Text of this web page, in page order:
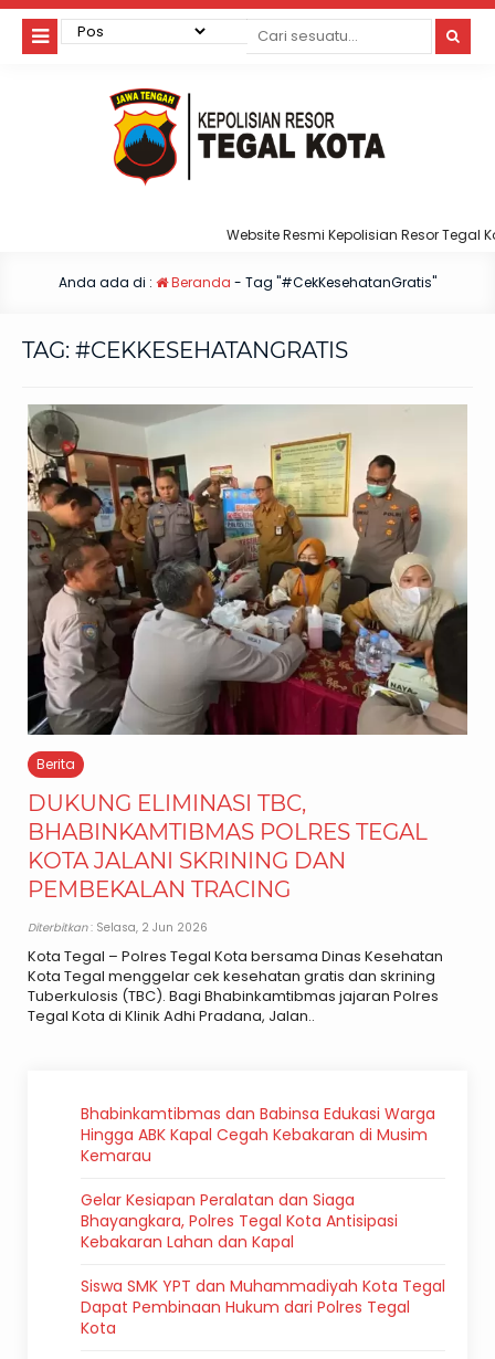
Website Resmi Kepolisian Resor Tegal
Anda ada di : Beranda - Tag "#CekKesehatanGratis"
TAG: #CEKKESEHATANGRATIS
Berita
DUKUNG ELIMINASI TBC,
BHABINKAMTIBMAS POLRES TEGAL
KOTA JALANI SKRINING DAN
PEMBEKALAN TRACING
Diterbitkan: Selasa, 2 Jun 2026
Kota Tegal – Polres Tegal Kota bersama Dinas Kesehatan
Kota Tegal menggelar cek kesehatan gratis dan skrining
Tuberkulosis (TBC). Bagi Bhabinkamtibmas jajaran Polres
Tegal Kota di Klinik Adhi Pradana, Jalan..
Bhabinkamtibmas dan Babinsa Edukasi Warga
Hingga ABK Kapal Cegah Kebakaran di Musim
Kemarau
Gelar Kesiapan Peralatan dan Siaga
Bhayangkara, Polres Tegal Kota Antisipasi
Kebakaran Lahan dan Kapal
Siswa SMK YPT dan Muhammadiyah Kota Tegal
Dapat Pembinaan Hukum dari Polres Tegal
Kota